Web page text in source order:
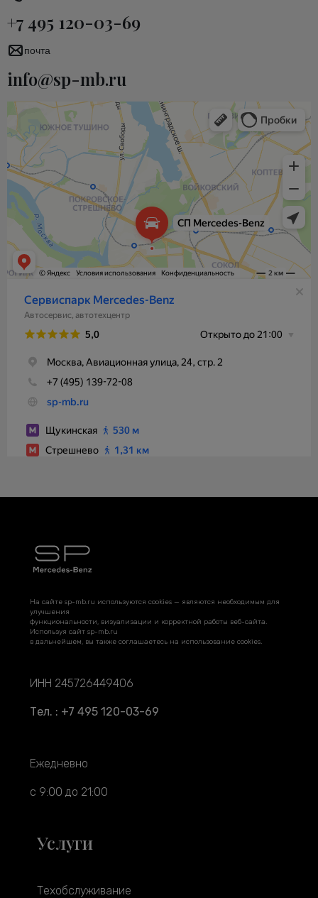
+7 495 120-03-69
почта
info@sp-mb.ru
На сайте sp-mb.ru используются cookies — являются необходимым для
улучшения
функциональности, визуализации и корректной работы веб-сайта.
Используя сайт sp-mb.ru
в дальнейшем, вы также соглашаетесь на использование cookies.
ИНН 245726449406
Тел. : +7 495 120-03-69
Ежедневно
с 9:00 до 21:00
Услуги
Техобслуживание